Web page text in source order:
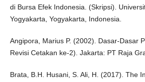
di Bursa Efek Indonesia. (Skripsi).
Yogyakarta, Yogyakarta, Indonesia.
Angipora, Marius P. (2002). Dasar-Dasar
Revisi Cetakan ke-2). Jakarta: PT Raja
Brata, B.H. Husani, S. Ali, H. (2017). The